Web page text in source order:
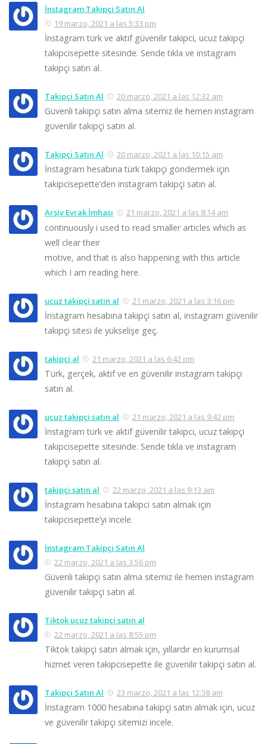
İnstagram Takipçi Satın Al
19 marzo, 2021 a las 5:33 pm
İnstagram türk ve aktif güvenilir takipci, ucuz takipçi
takipcisepette sitesinde. Sende tıkla ve instagram
takipçi satın al.
Takipçi Satın Al 20 marzo, 2021 a las 12:32 am
Güvenli takipçi satın alma sitemiz ile hemen instagram
güvenilir takipçi satın al.
Takipçi Satın Al 20 marzo, 2021 a las 10:15 am
İnstagram hesabına türk takipçi göndermek için
takipcisepette’den instagram takipçi satın al.
Arşiv Evrak İmhası 21 marzo, 2021 a las 8:14 am
continuously i used to read smaller articles which as
well clear their
motive, and that is also happening with this article
which I am reading here.
ucuz takipçi satın al 21 marzo, 2021 a las 3:16 pm
İnstagram hesabına takipçi satın al, instagram güvenilir
takipçi sitesi ile yükselişe geç.
takipçi al 21 marzo, 2021 a las 6:42 pm
Türk, gerçek, aktif ve en güvenilir instagram takipçi
satın al.
ucuz takipçi satın al 21 marzo, 2021 a las 9:42 pm
İnstagram türk ve aktif güvenilir takipci, ucuz takipçi
takipcisepette sitesinde. Sende tıkla ve instagram
takipçi satın al.
takipçi satın al 22 marzo, 2021 a las 9:13 am
İnstagram hesabına takipci satın almak için
takipcisepette’yi incele.
İnstagram Takipçi Satın Al
22 marzo, 2021 a las 3:56 pm
Güvenli takipçi satın alma sitemiz ile hemen instagram
güvenilir takipçi satın al.
Tiktok ucuz takipçi satın al
22 marzo, 2021 a las 8:55 pm
Tiktok takipçi satın almak için, yıllardır en kurumsal
hizmet veren takipcisepette ile güvenilir takipçi satın al.
Takipçi Satın Al 23 marzo, 2021 a las 12:38 am
İnstagram 1000 hesabına takipçi satın almak için, ucuz
ve güvenilir takipçi sitemizi incele.